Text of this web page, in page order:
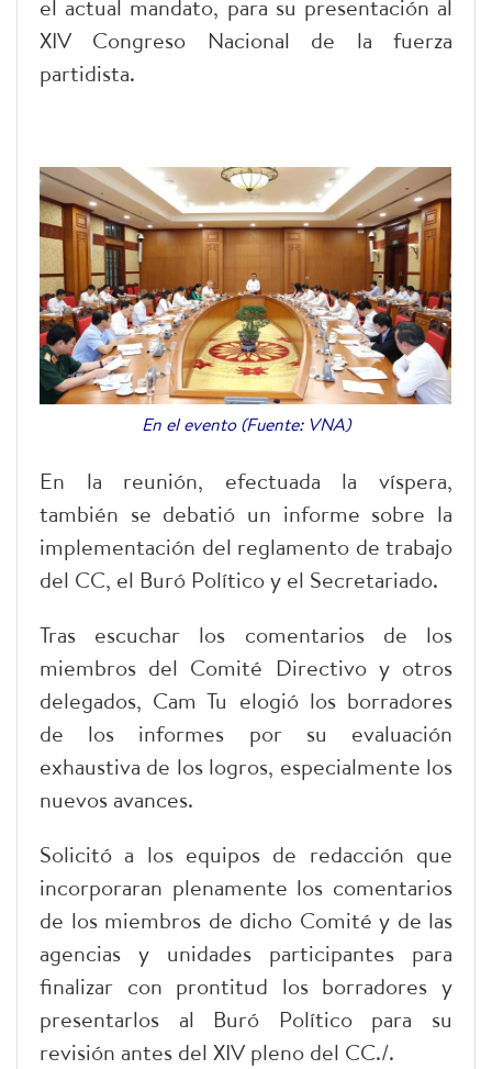
el actual mandato, para su presentación al
XIV Congreso Nacional de la fuerza
partidista.
En el evento (Fuente: VNA)
En la reunión, efectuada la víspera,
también se debatió un informe sobre la
implementación del reglamento de trabajo
del CC, el Buró Político y el Secretariado.
Tras escuchar los comentarios de los
miembros del Comité Directivo y otros
delegados, Cam Tu elogió los borradores
de los informes por su evaluación
exhaustiva de los logros, especialmente los
nuevos avances.
Solicitó a los equipos de redacción que
incorporaran plenamente los comentarios
de los miembros de dicho Comité y de las
agencias y unidades participantes para
finalizar con prontitud los borradores y
presentarlos al Buró Político para su
revisión antes del XIV pleno del CC./.